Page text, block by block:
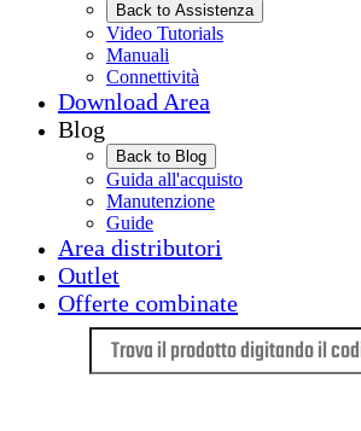
Back to Assistenza
Video Tutorials
Manuali
Connettività
Download Area
Blog
Back to Blog
Guida all'acquisto
Manutenzione
Guide
Area distributori
Outlet
Offerte combinate